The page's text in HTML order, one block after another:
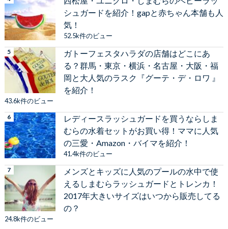
シュガードを紹介！gapと赤ちゃん本舗も人
気！
52.5k件のビュー
ガトーフェスタハラダの店舗はどこにあ
る？群馬・東京・横浜・名古屋・大阪・福
岡と大人気のラスク『グーテ・デ・ロワ 』
を紹介！
43.6k件のビュー
レディースラッシュガードを買うならしま
むらの水着セットがお買い得！ママに人気
の三愛・Amazon・バイマを紹介！
41.4k件のビュー
メンズとキッズに人気のプールの水中で使
えるしまむらラッシュガードとトレンカ！
2017年大きいサイズはいつから販売してる
の？
24.8k件のビュー